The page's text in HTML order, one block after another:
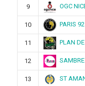
9 OGC
10 PARIS 92
11 PLAN
12
13 ST